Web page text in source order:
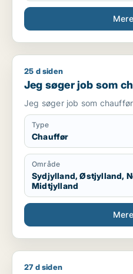
Jeg søger job som chauffør
25 d siden
Jeg søger job som
Jeg søger job som chauffør
Type
Chauffør
Område
Sydjylland, Østjylland,
Midtjylland
Emily søger job som
27 d siden